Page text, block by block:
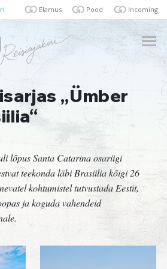
Elamus Pood Incoming
„Ümber
lõpus Santa Catarina osariigi
teekonda läbi Brasiilia kõigi 26
kohtumistel tutvustada Eestit,
ja koguda vahendeid